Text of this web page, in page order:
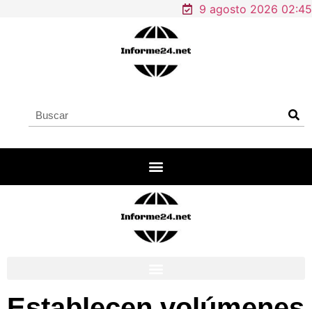
9 agosto 2026 02:45